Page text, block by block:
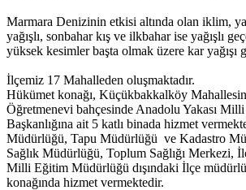
Marmara Denizinin etkisi altında olan iklim,
yağışlı, sonbahar kış ve ilkbahar ise yağışlı
yüksek kesimler başta olmak üzere kar yağışı
İlçemiz 17 Mahalleden oluşmaktadır.
Hükümet konağı, Küçükbakkalköy
Öğretmenevi bahçesinde Anadolu Yakası
Başkanlığına ait 5 katlı binada hizmet
Müdürlüğü, Tapu Müdürlüğü ve Kadastro
Sağlık Müdürlüğü, Toplum Sağlığı Merkezi,
Milli Eğitim Müdürlüğü dışındaki İlçe
konağında hizmet vermektedir.